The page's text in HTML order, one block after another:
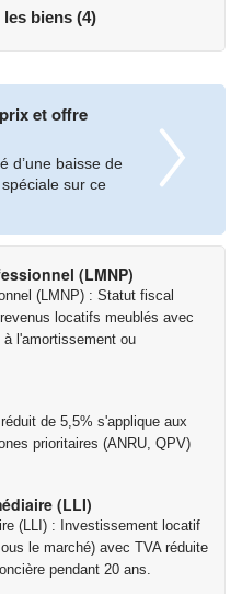
biens (4)
et offre
d’une baisse de
sur ce
(LMNP)
(LMNP) : Statut fiscal
locatifs meublés avec
l'amortissement ou
de 5,5% s'applique aux
prioritaires (ANRU, QPV)
(LLI)
(LLI) : Investissement locatif
le marché) avec TVA réduite
pendant 20 ans.